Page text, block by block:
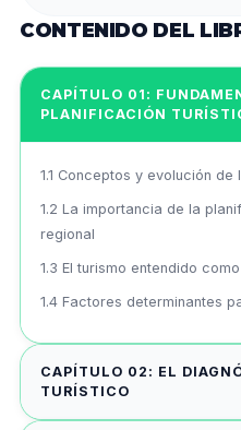
CONTENIDO DEL
CAPÍTULO 01:
PLANIFICACIÓN
1.1 Conceptos y evolución
1.2 La importancia de la
regional
1.3 El turismo entendido
1.4 Factores determinantes
CAPÍTULO 02: EL
TURÍSTICO